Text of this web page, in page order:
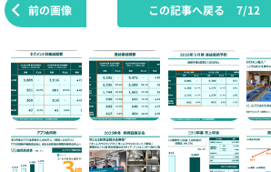
前の画像 この記事へ戻る 7/12